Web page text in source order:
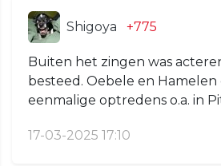
Shigoya +775
Buiten het zingen was
besteed. Oebele en Hamelen
eenmalige optredens o.a. in
17-03-2025 17:10